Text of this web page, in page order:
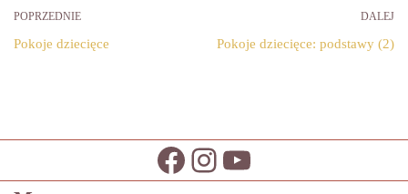
POPRZEDNIE
Pokoje dziecięce
DALEJ
Pokoje dziecięce: podstawy (2)